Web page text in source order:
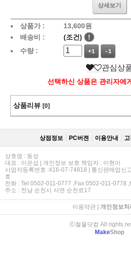
상세보기
상품가 : 13,600원
배송비 :
(조건)
!
수량 :
+1 -1
관심상
선택하신 상품은 관리자에
상품리뷰 [0]
상점정보 PC버젼 이용안내
상호명 : 동성
대표 : 이은섭 | 개인정보 보호 책임자 : 이현이
사업자등록번호 :416-07-74818 | 통신판매업신
호
전화 : Tel 0502-011-0777 ,Fax 0502-011-0778
주소 : 전남 순천시 서면 순천로17
이용약관| 개인정보처
ⓒ철물닷컴 All rights
MakeShop